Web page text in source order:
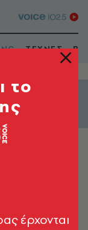
ΤΕΧΝΕΣ
το
έρχονται